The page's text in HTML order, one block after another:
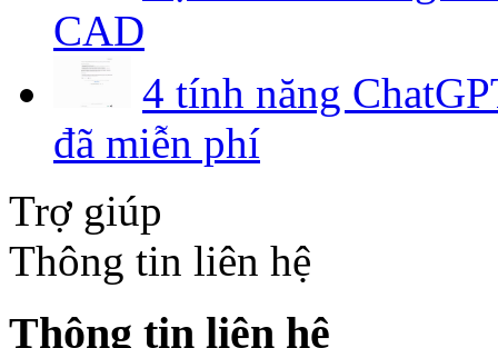
CAD
4 tính năng
đã miễn phí
Trợ giúp
Thông tin liên hệ
Thông tin liên hệ